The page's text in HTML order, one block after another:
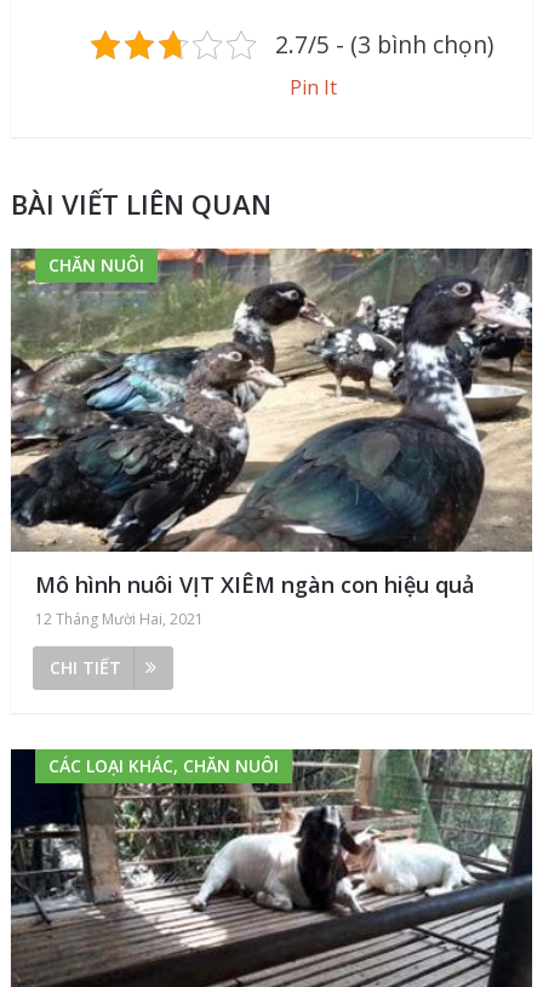
2.7/5 - (3 bình chọn)
Pin It
BÀI VIẾT LIÊN QUAN
CHĂN NUÔI
Mô hình nuôi VỊT XIÊM ngàn con hiệu quả
12 Tháng Mười Hai, 2021
CHI TIẾT
CÁC LOẠI KHÁC, CHĂN NUÔI